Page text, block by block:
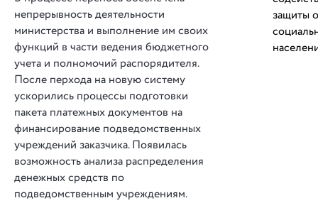
непрерывность деятельности
министерства и выполнение им своих
функций в части ведения бюджетного
учета и полномочий распорядителя.
После перхода на новую систему
ускорились процессы подготовки
пакета платежных документов на
финансирование подведомственных
учреждений заказчика. Появилась
возможность анализа распределения
денежных средств по
подведомственным учреждениям.
защиты